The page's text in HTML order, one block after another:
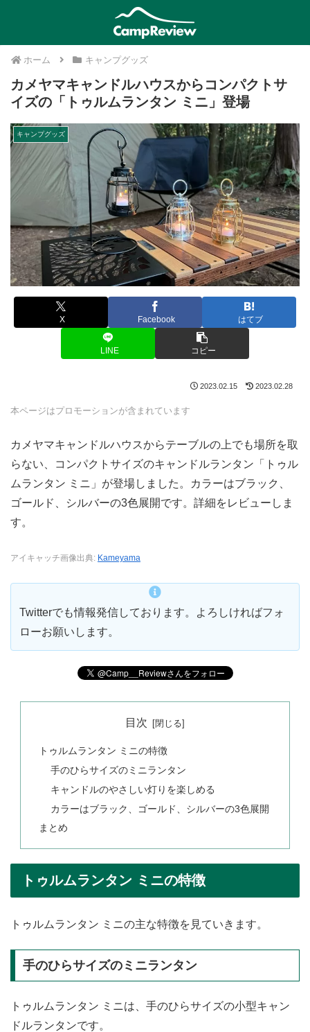
ホーム キャンプグッズ
カメヤマキャンドルハウスからコンパクトサ
イズの「トゥルムランタン ミニ」登場
キャンプグッズ
X Facebook はてブ
LINE コピー
2023.02.15 2023.02.28
本ページはプロモーションが含まれています
カメヤマキャンドルハウスからテーブルの上でも場所を取
らない、コンパクトサイズのキャンドルランタン「トゥル
ムランタン ミニ」が登場しました。カラーはブラック、
ゴールド、シルバーの3色展開です。詳細をレビューしま
す。
アイキャッチ画像出典: Kameyama
Twitterでも情報発信しております。よろしければフォ
ローお願いします。
目次
トゥルムランタン ミニの特徴
手のひらサイズのミニランタン
キャンドルのやさしい灯りを楽しめる
カラーはブラック、ゴールド、シルバーの3色展開
まとめ
トゥルムランタン ミニの特徴
トゥルムランタン ミニの主な特徴を見ていきます。
手のひらサイズのミニランタン
トゥルムランタン ミニは、手のひらサイズの小型キャン
ドルランタンです。